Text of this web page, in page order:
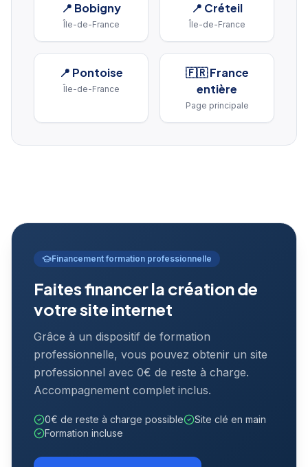
📍 Bobigny
Île-de-France
📍 Créteil
Île-de-France
📍 Pontoise
Île-de-France
🇫🇷 France
entière
Page principale
Financement formation professionnelle
Faites financer la création de
votre site internet
Grâce à un dispositif de formation
professionnelle, vous pouvez obtenir un site
professionnel avec 0€ de reste à charge.
Accompagnement complet inclus.
0€ de reste à charge possible
Site clé en main
Formation incluse